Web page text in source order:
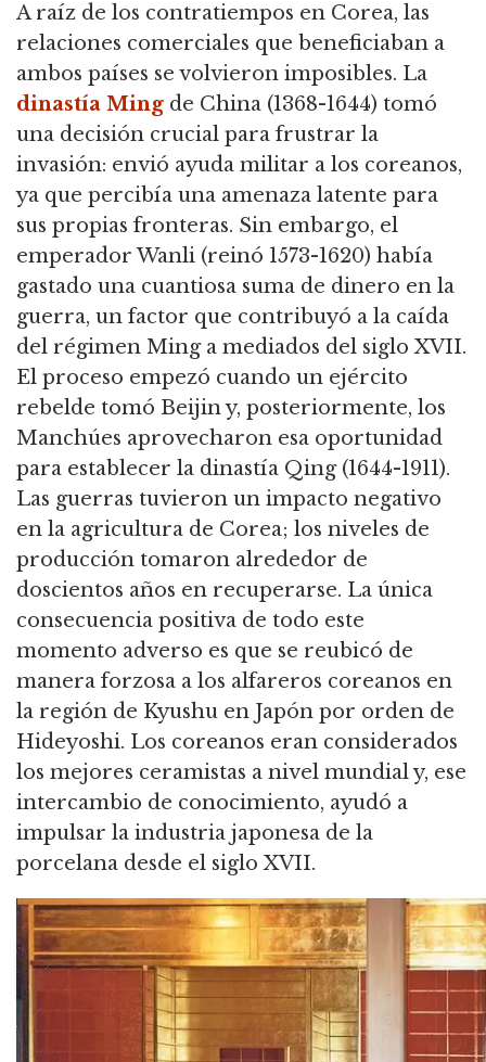
A raíz de los contratiempos en Corea, las
relaciones comerciales que beneficiaban a
ambos países se volvieron imposibles. La
dinastía Ming de China (1368-1644) tomó
una decisión crucial para frustrar la
invasión: envió ayuda militar a los coreanos,
ya que percibía una amenaza latente para
sus propias fronteras. Sin embargo, el
emperador Wanli (reinó 1573-1620) había
gastado una cuantiosa suma de dinero en la
guerra, un factor que contribuyó a la caída
del régimen Ming a mediados del siglo XVII.
El proceso empezó cuando un ejército
rebelde tomó Beijin y, posteriormente, los
Manchúes aprovecharon esa oportunidad
para establecer la dinastía Qing (1644-1911).
Las guerras tuvieron un impacto negativo
en la agricultura de Corea; los niveles de
producción tomaron alrededor de
doscientos años en recuperarse. La única
consecuencia positiva de todo este
momento adverso es que se reubicó de
manera forzosa a los alfareros coreanos en
la región de Kyushu en Japón por orden de
Hideyoshi. Los coreanos eran considerados
los mejores ceramistas a nivel mundial y, ese
intercambio de conocimiento, ayudó a
impulsar la industria japonesa de la
porcelana desde el siglo XVII.